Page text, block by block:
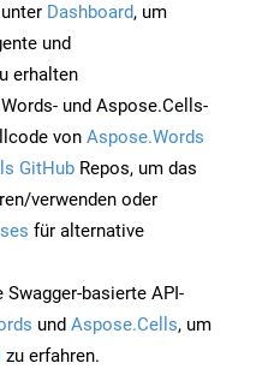
Dashboard, um
und
erhalten
und Aspose.Cells-
von Aspose.Words
GitHub Repos, um das
verwenden oder
für alternative
basierte API-
und Aspose.Cells, um
zu erfahren.